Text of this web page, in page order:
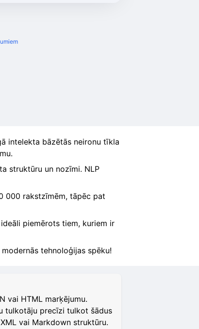
intelekta bāzētās neironu tīkla
struktūru un nozīmi. NLP
000 rakstzīmēm, tāpēc pat
piemērots tiem, kuriem ir
tehnoloģijas spēku!
vai HTML marķējumu.
tulkotāju precīzi tulkot šādus
vai Markdown struktūru.